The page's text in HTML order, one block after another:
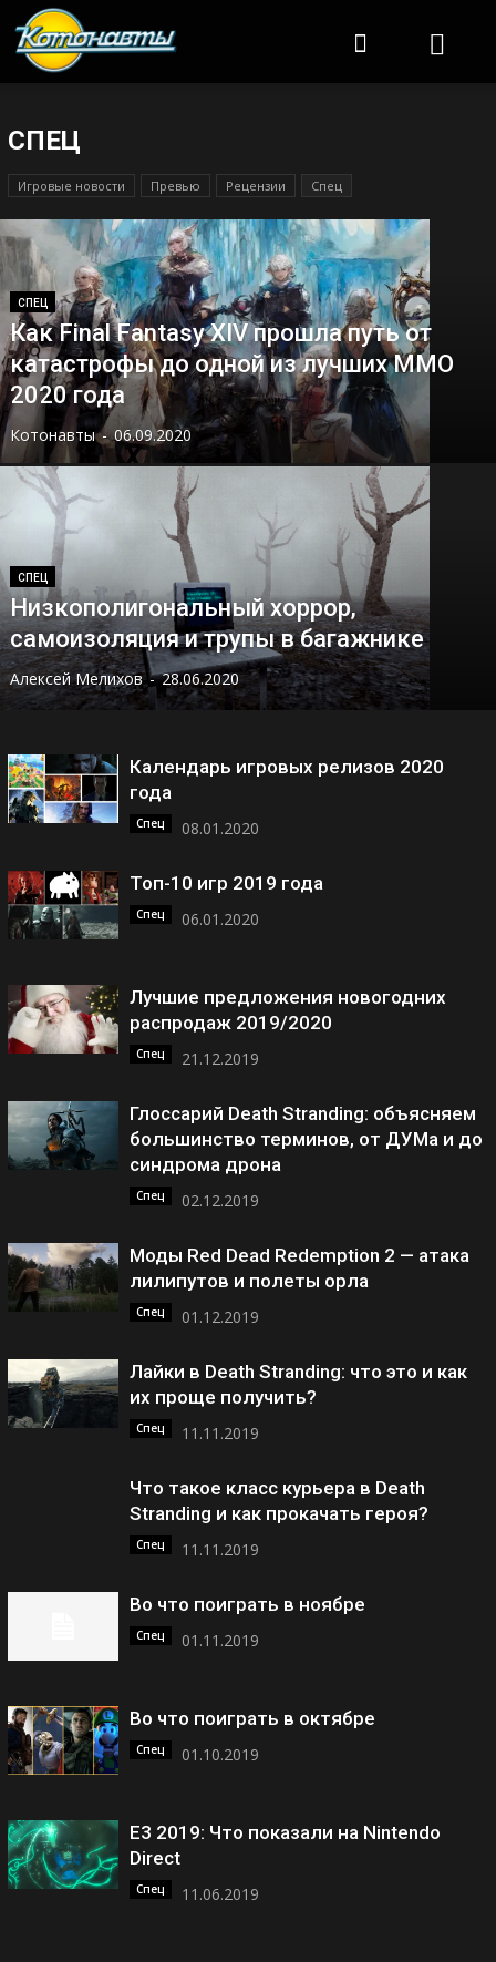
СПЕЦ
Игровые новости Превью Рецензии Спец
СПЕЦ
Как Final Fantasy XIV прошла путь от
катастрофы до одной из лучших MMO
2020 года
Котонавты - 06.09.2020
СПЕЦ
Низкополигональный хоррор,
самоизоляция и трупы в багажнике
Алексей Мелихов - 28.06.2020
Календарь игровых релизов 2020
года
Спец 08.01.2020
Топ-10 игр 2019 года
Спец 06.01.2020
Лучшие предложения новогодних
распродаж 2019/2020
Спец 21.12.2019
Глоссарий Death Stranding: объясняем
большинство терминов, от ДУМа и до
синдрома дрона
Спец 02.12.2019
Моды Red Dead Redemption 2 — атака
лилипутов и полеты орла
Спец 01.12.2019
Лайки в Death Stranding: что это и как
их проще получить?
Спец 11.11.2019
Что такое класс курьера в Death
Stranding и как прокачать героя?
Спец 11.11.2019
Во что поиграть в ноябре
Спец 01.11.2019
Во что поиграть в октябре
Спец 01.10.2019
E3 2019: Что показали на Nintendo
Direct
Спец 11.06.2019